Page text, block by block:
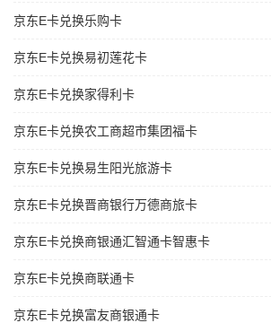
京东E卡兑换乐购卡
京东E卡兑换易初莲花卡
京东E卡兑换家得利卡
京东E卡兑换农工商超市集团福卡
京东E卡兑换易生阳光旅游卡
京东E卡兑换晋商银行万德商旅卡
京东E卡兑换商银通汇智通卡智惠卡
京东E卡兑换商联通卡
京东E卡兑换富友商银通卡